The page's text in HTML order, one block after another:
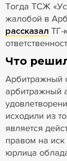
Тогда ТСЖ
жалобой в
рассказал ТГ-
Что
Арбитражный
арбитражный
исходили из
является
правом на
юрлица